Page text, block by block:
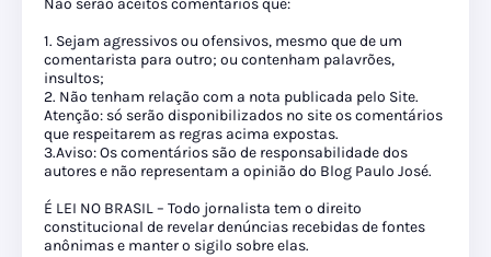
Não serão aceitos comentários que:
1. Sejam agressivos ou ofensivos, mesmo que de um
comentarista para outro; ou contenham palavrões,
insultos;
2. Não tenham relação com a nota publicada pelo Site.
Atenção: só serão disponibilizados no site os comentários
que respeitarem as regras acima expostas.
3.Aviso: Os comentários são de responsabilidade dos
autores e não representam a opinião do Blog Paulo José.
É LEI NO BRASIL – Todo jornalista tem o direito
constitucional de revelar denúncias recebidas de fontes
anônimas e manter o sigilo sobre elas.